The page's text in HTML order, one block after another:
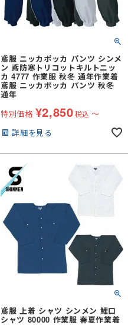
鳶服 ニッカポッカ パンツ シンメ
ン 鳶防寒トリコットキルトニッ
カ 4777 作業服 秋冬 通年作業着
鳶服 ニッカポッカ パンツ 秋冬
通年
特別価格 ¥2,850税込 〜
詳細を見る
鳶服 上着 シャツ シンメン 鯉口
シャツ 80000 作業服 春夏作業着